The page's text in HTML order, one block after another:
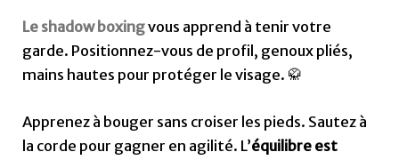
Le shadow boxingvous apprend à tenir votre
garde. Positionnez-vous de profil, genoux pliés,
mains hautes pour protéger le visage. 🥋
Apprenez à bouger sans croiser les pieds. Sautez à
la corde pour gagner en agilité. L’équilibre est